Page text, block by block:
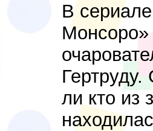
В
ли кто из